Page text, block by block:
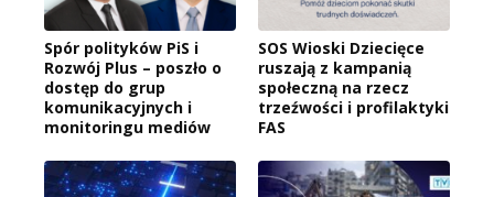
Spór polityków PiS i
Rozwój Plus – poszło o
dostęp do grup
komunikacyjnych i
monitoringu mediów
SOS Wioski Dziecięce
ruszają z kampanią
społeczną na rzecz
trzeźwości i profilaktyki
FAS